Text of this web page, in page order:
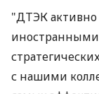
"ДТЭК
с нашими